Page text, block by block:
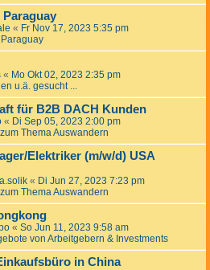
« Fr Nov 17, 2023 5:35 pm
« Mo Okt 02, 2023 2:35 pm
u.ä. gesucht ...
für B2B DACH Kunden
« Di Sep 05, 2023 2:00 pm
Thema Auswandern
Elektriker (m/w/d) USA
« Di Jun 27, 2023 7:23 pm
Thema Auswandern
« So Jun 11, 2023 9:58 am
von Arbeitgebern & Investments
in China